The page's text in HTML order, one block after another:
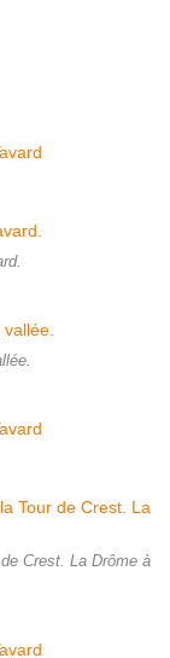
Crest. La Drôme à